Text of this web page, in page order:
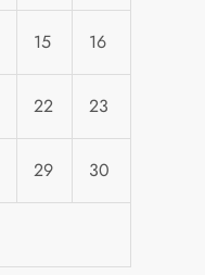
15 16
22 23
29 30